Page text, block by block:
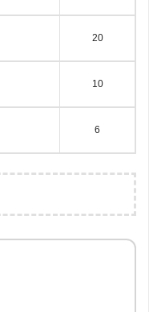
20
10
6